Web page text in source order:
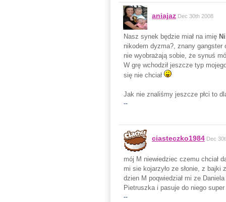
aniajaz Dec 30th 2008
Nasz synek będzie miał na imię
nikodem dyzma?, znany
nie wyobrażają sobie, że synuś
W grę wchodził jeszcze typ
się nie chciał
Jak nie znaliśmy jeszcze płci to
--
ciasteczko1984 Dec
mój M niewiedziec czemu chciał
mi sie kojarzyło ze słonie, z
dzien M poqwiedział mi ze
Pietruszka i pasuje do niego super
--